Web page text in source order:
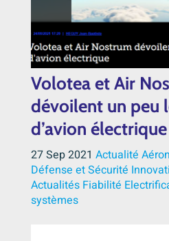
Volotea et Air
dévoilent un peu
d’avion électrique
27 Sep 2021 Actualité
Défense et Sécurité
Actualités Fiabilité
systèmes